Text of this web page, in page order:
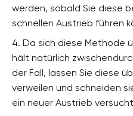
werden, sobald Sie diese
schnellen Austrieb führen
4. Da sich diese Methode
hält natürlich
der Fall, lassen Sie diese
verweilen und schneiden
ein neuer Austrieb